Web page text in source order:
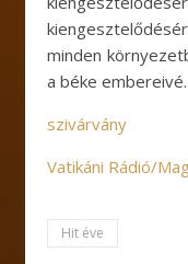
minden
a béke
szivárvány
Vatikáni Rádió/
Hit éve